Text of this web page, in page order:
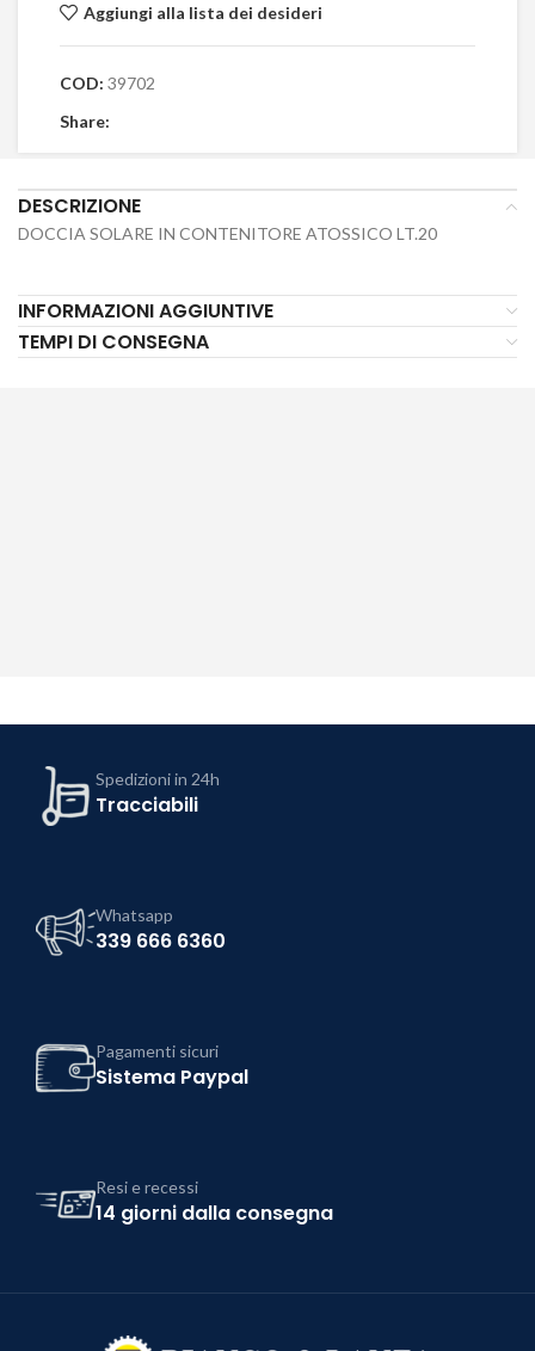
Aggiungi alla lista dei desideri
COD: 39702
Share:
DESCRIZIONE
DOCCIA SOLARE IN CONTENITORE ATOSSICO LT.20
INFORMAZIONI AGGIUNTIVE
TEMPI DI CONSEGNA
Spedizioni in 24h
Tracciabili
Whatsapp
339 666 6360
Pagamenti sicuri
Sistema Paypal
Resi e recessi
14 giorni dalla consegna